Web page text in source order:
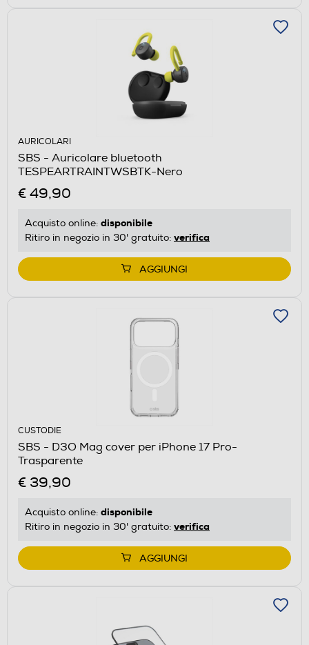
AURICOLARI
SBS - Auricolare bluetooth
TESPEARTRAINTWSBTK-Nero
€ 49,90
Acquisto online: disponibile
Ritiro in negozio in 30' gratuito: verifica
AGGIUNGI
CUSTODIE
SBS - D3O Mag cover per iPhone 17 Pro-
Trasparente
€ 39,90
Acquisto online: disponibile
Ritiro in negozio in 30' gratuito: verifica
AGGIUNGI